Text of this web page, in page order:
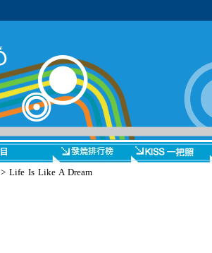
> Life Is Like A Dream